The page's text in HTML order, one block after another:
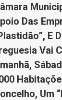
Das
E
Vai
Um